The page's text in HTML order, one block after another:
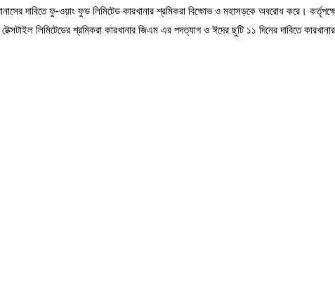
দাবিতে ফু-ওয়াং ফুড লিমিটেড কারখানার শ্রমিকরা বিক্ষোভ ও মহাসড়কে অবরোধ করে।
লিমিটেডের শ্রমিকরা কারখানার জিএম এর পদত্যাগ ও ঈদের ছুটি ১১ দিনের দাবিতে